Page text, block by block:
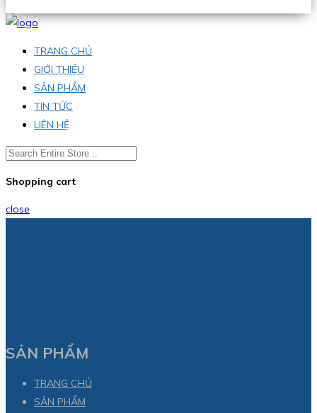
TRANG CHỦ
GIỚI THIỆU
SẢN PHẨM
TIN TỨC
LIÊN HỆ
Shopping cart
close
SẢN PHẨM
TRANG CHỦ
SẢN PHẨM